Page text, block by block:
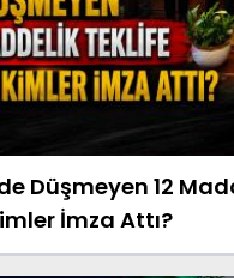
Düşmeyen 12
İmza Attı?